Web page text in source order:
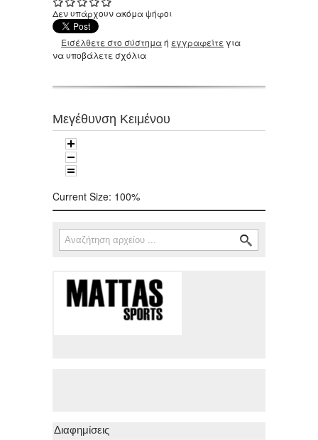
Δεν υπάρχουν ακόμα ψήφοι
Εισέλθετε στο σύστημαή εγγραφείτε για
να υποβάλετε σχόλια
Μεγέθυνση Κειμένου
Current Size: 100%
Φόρμα αναζήτησης
Αναζήτηση
Διαφημίσεις